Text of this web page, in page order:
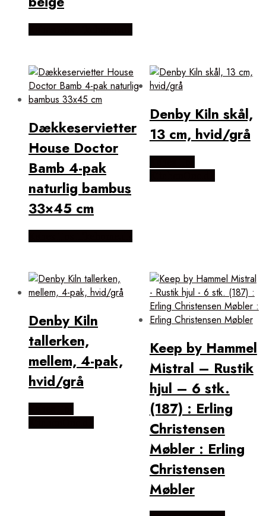
Dækkeservietter
House Doctor
Bamb 4-pak
naturlig bambus
33×45 cm
Denby Kiln skål,
13 cm, hvid/grå
Denby Kiln
tallerken,
mellem, 4-pak,
hvid/grå
Keep by Hammel
Mistral – Rustik
hjul – 6 stk.
(187) : Erling
Christensen
Møbler : Erling
Christensen
Møbler